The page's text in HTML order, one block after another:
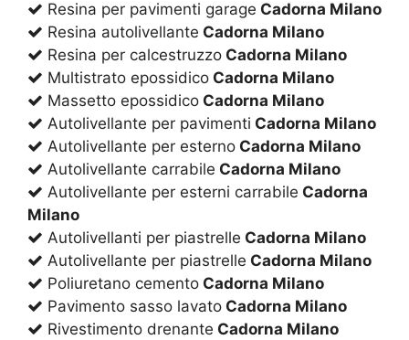
Resina per pavimenti garage Cadorna Milano
Resina autolivellante Cadorna Milano
Resina per calcestruzzo Cadorna Milano
Multistrato epossidico Cadorna Milano
Massetto epossidico Cadorna Milano
Autolivellante per pavimenti Cadorna Milano
Autolivellante per esterno Cadorna Milano
Autolivellante carrabile Cadorna Milano
Autolivellante per esterni carrabile Cadorna
Milano
Autolivellanti per piastrelle Cadorna Milano
Autolivellante per piastrelle Cadorna Milano
Poliuretano cemento Cadorna Milano
Pavimento sasso lavato Cadorna Milano
Rivestimento drenante Cadorna Milano